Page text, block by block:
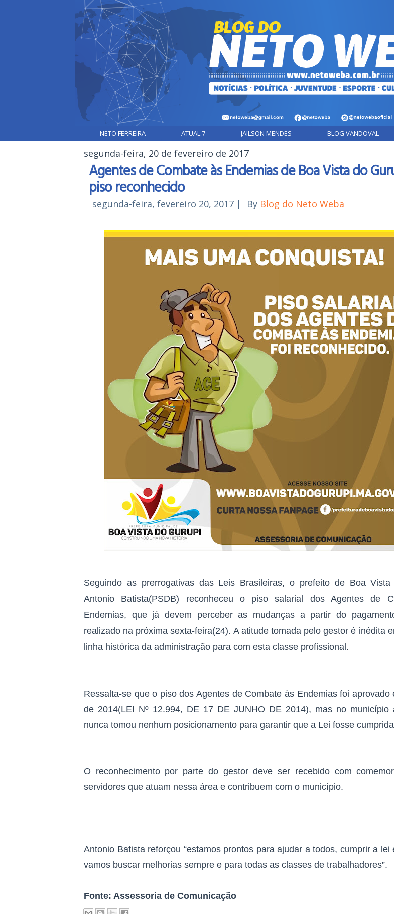
NETO FERREIRA ATUAL 7 JAILSON MENDES BLOG VANDOVAL
segunda-feira, 20 de fevereiro de 2017
Agentes de Combate às Endemias de Boa Vista do
piso reconhecido
segunda-feira, fevereiro 20, 2017 | By Blog do Neto Weba
Seguindo as prerrogativas das Leis Brasileiras, o prefeito de Boa Vista
Antonio Batista(PSDB) reconheceu o piso salarial dos Agentes de
Endemias, que já devem perceber as mudanças a partir do
realizado na próxima sexta-feira(24). A atitude tomada pelo gestor é inédita
linha histórica da administração para com esta classe profissional.
Ressalta-se que o piso dos Agentes de Combate às Endemias foi aprovado
de 2014(LEI Nº 12.994, DE 17 DE JUNHO DE 2014), mas no município
nunca tomou nenhum posicionamento para garantir que a Lei fosse
O reconhecimento por parte do gestor deve ser recebido com
servidores que atuam nessa área e contribuem com o município.
Antonio Batista reforçou “estamos prontos para ajudar a todos, cumprir a lei
vamos buscar melhorias sempre e para todas as classes de trabalhadores”.
Fonte: Assessoria de Comunicação